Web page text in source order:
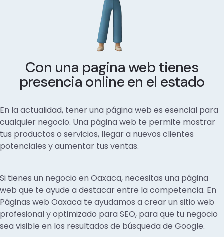
Con una pagina web tienes
presencia online en el estado
En la actualidad, tener una página web es esencial para
cualquier negocio. Una página web te permite mostrar
tus productos o servicios, llegar a nuevos clientes
potenciales y aumentar tus ventas.
Si tienes un negocio en Oaxaca, necesitas una página
web que te ayude a destacar entre la competencia. En
Páginas web Oaxaca te ayudamos a crear un sitio web
profesional y optimizado para SEO, para que tu negocio
sea visible en los resultados de búsqueda de Google.